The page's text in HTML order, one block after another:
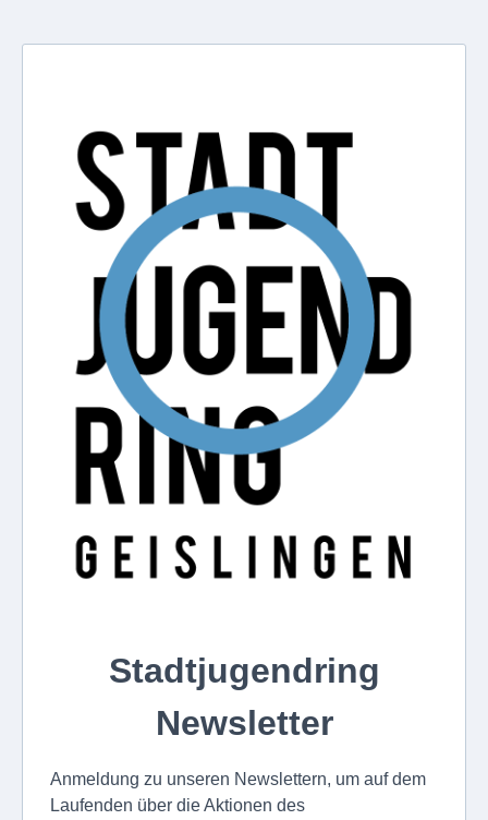
Stadtjugendring
Newsletter
Anmeldung zu unseren Newslettern, um auf dem
Laufenden über die Aktionen des